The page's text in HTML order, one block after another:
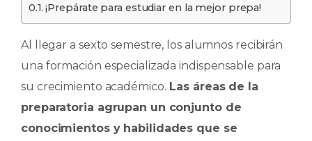
¡Prepárate para estudiar en la mejor prepa!
Al llegar a sexto semestre, los alumnos recibirán
una formación especializada indispensable para
su crecimiento académico. Las áreas de la
preparatoria agrupan un conjunto de
conocimientos y habilidades que se